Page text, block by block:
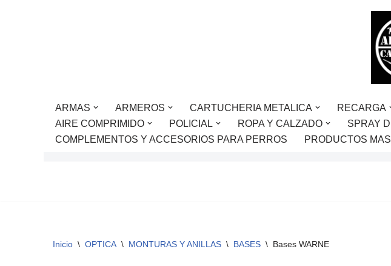
ARMAS ARMEROS CARTUCHERIA METALICA RECARGA
AIRE COMPRIMIDO
POLICIAL ROPA Y CALZADO SPRAY
COMPLEMENTOS Y ACCESORIOS PARA PERROS
PRODUCTOS
Inicio \ OPTICA \ MONTURAS Y ANILLAS \ BASES \ Bases WARNE